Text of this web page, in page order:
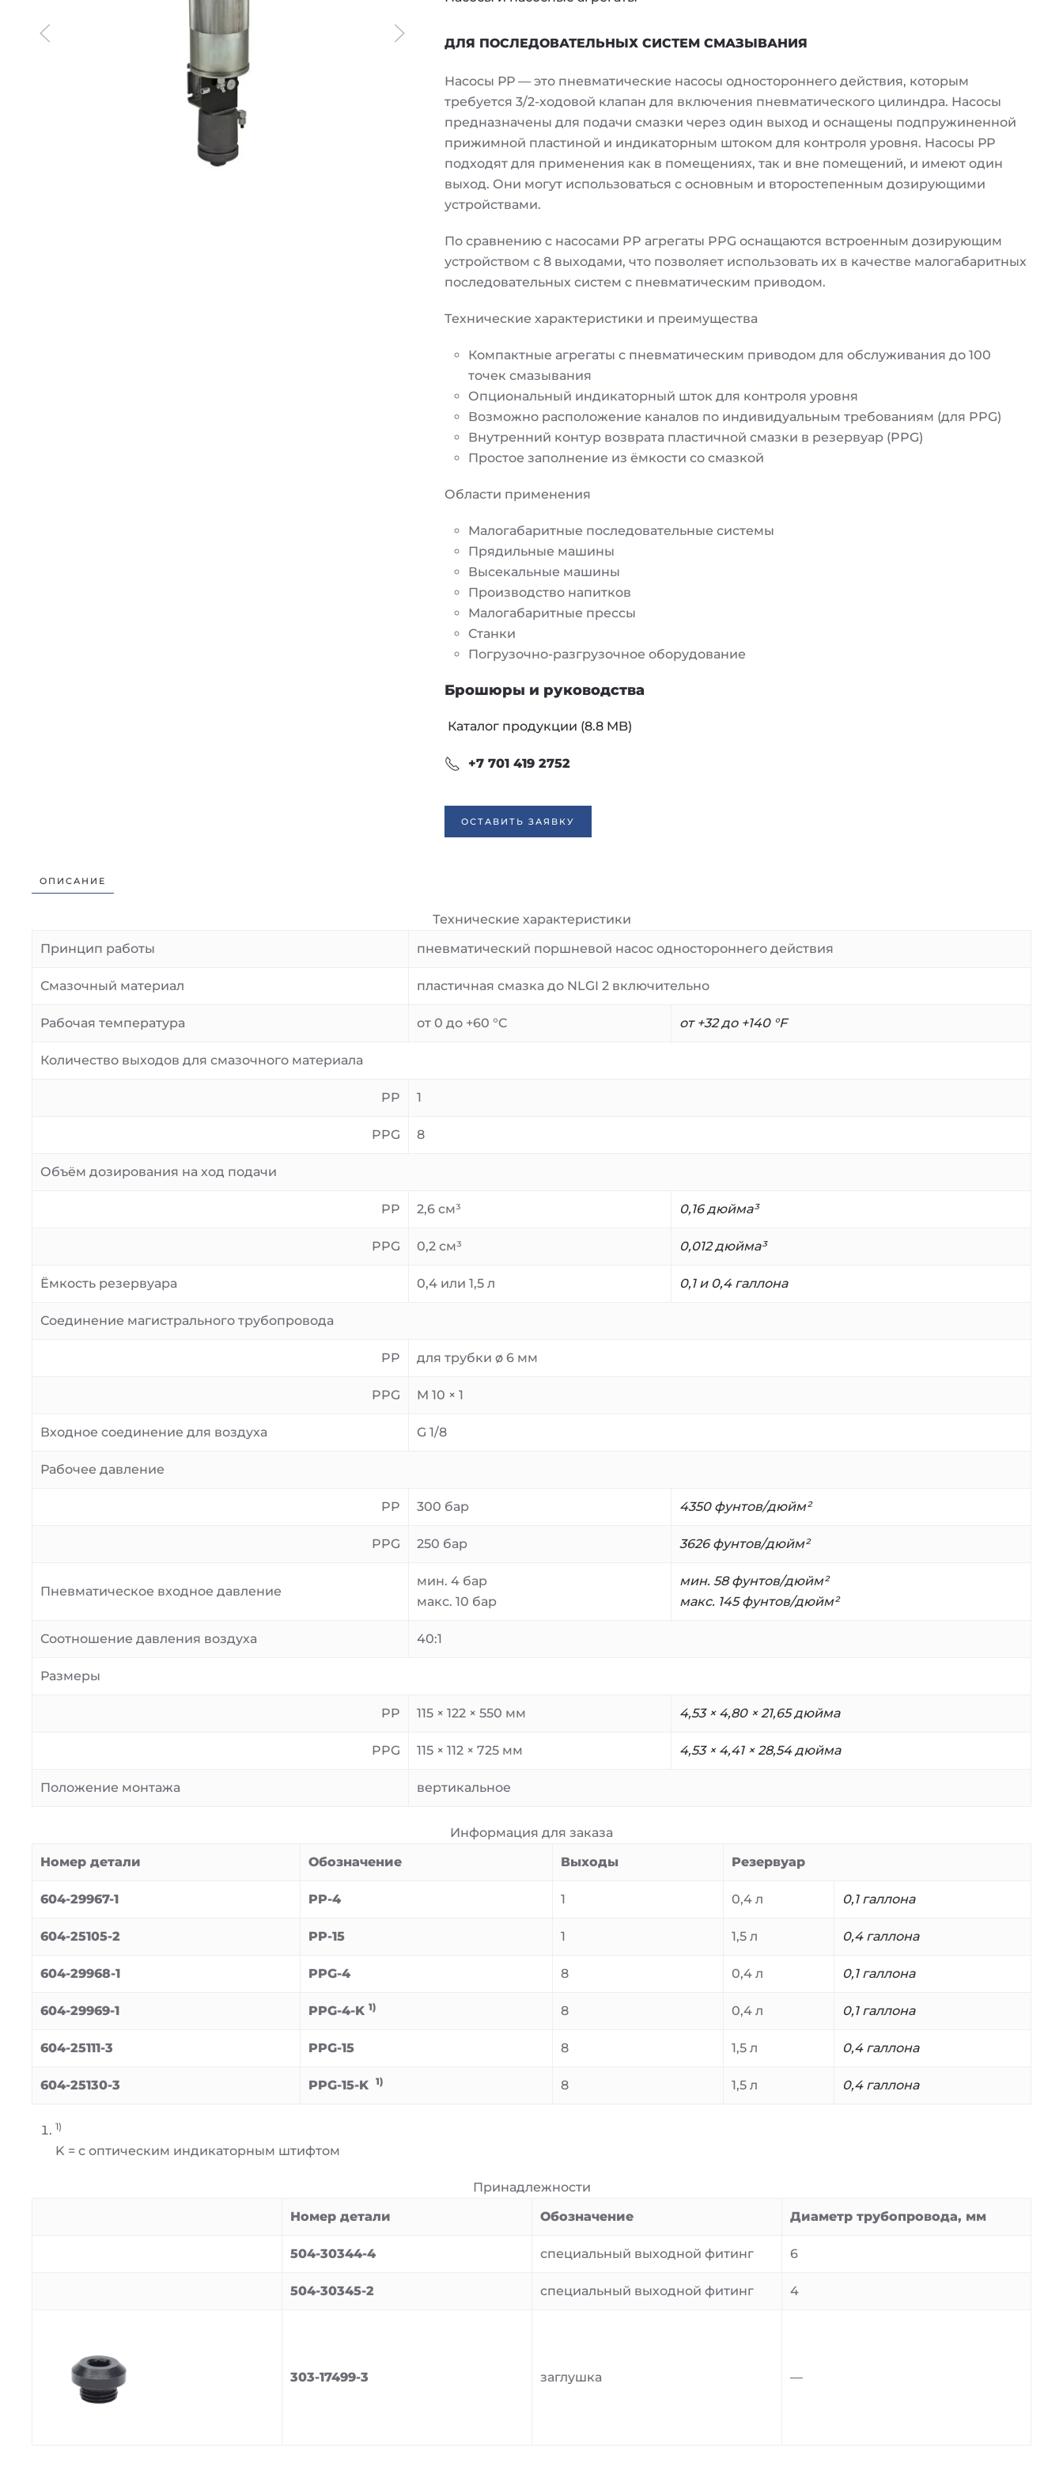
ДЛЯ ПОСЛЕДОВАТЕЛЬНЫХ СИСТЕМ СМАЗЫВАНИЯ
Насосы РР — это пневматические насосы одностороннего действия, которым
требуется 3/2-ходовой клапан для включения пневматического цилиндра. Насосы
предназначены для подачи смазки через один выход и оснащены подпружиненной
прижимной пластиной и индикаторным штоком для контроля уровня. Насосы РР
подходят для применения как в помещениях, так и вне помещений, и имеют один
выход. Они могут использоваться с основным и второстепенным дозирующими
устройствами.
По сравнению с насосами PP агрегаты PPG оснащаются встроенным дозирующим
устройством с 8 выходами, что позволяет использовать их в качестве малогабаритных
последовательных систем с пневматическим приводом.
Технические характеристики и преимущества
Компактные агрегаты с пневматическим приводом для обслуживания до 100
точек смазывания
Опциональный индикаторный шток для контроля уровня
Возможно расположение каналов по индивидуальным требованиям (для PPG)
Внутренний контур возврата пластичной смазки в резервуар (PPG)
Простое заполнение из ёмкости со смазкой
Области применения
Малогабаритные последовательные системы
Прядильные машины
Высекальные машины
Производство напитков
Малогабаритные прессы
Станки
Погрузочно-разгрузочное оборудование
Брошюры и руководства
Каталог продукции (8.8 MB)
+7 701 419 2752
ОСТАВИТЬ ЗАЯВКУ
ОПИСАНИЕ
Технические характеристики
Принцип работы
пневматический поршневой насос одностороннего действия
Смазочный материал пластичная смазка до NLGI 2 включительно
Рабочая температура от 0 до +60 °C от +32 до +140 °F
Количество выходов для смазочного материала
PP 1
PPG 8
Объём дозирования на ход подачи
PP 2,6 см³ 0,16 дюйма³
PPG 0,2 см³ 0,012 дюйма³
Ёмкость резервуара 0,4 или 1,5 л 0,1 и 0,4 галлона
Соединение магистрального трубопровода
PP для трубки ø 6 мм
PPG M 10 × 1
Входное соединение для воздуха G 1/8
Рабочее давление
PP 300 бар 4350 фунтов/дюйм²
PPG 250 бар 3626 фунтов/дюйм²
Пневматическое входное давление
мин. 4 бар
макс. 10 бар
мин. 58 фунтов/дюйм²
макс. 145 фунтов/дюйм²
Соотношение давления воздуха 40:1
Размеры
PP 115 × 122 × 550 мм 4,53 × 4,80 × 21,65 дюйма
PPG 115 × 112 × 725 мм 4,53 × 4,41 × 28,54 дюйма
Положение монтажа вертикальное
Информация для заказа
Номер детали
Обозначение Выходы Резервуар
604-29967-1 PP-4 1 0,4 л 0,1 галлона
604-25105-2 PP-15 1 1,5 л 0,4 галлона
604-29968-1 PPG-4 8 0,4 л 0,1 галлона
604-29969-1 PPG-4-K 1) 8 0,4 л 0,1 галлона
604-25111-3 PPG-15 8 1,5 л 0,4 галлона
604-25130-3 PPG-15-K 1) 8 1,5 л 0,4 галлона
1)
K = с оптическим индикаторным штифтом
Принадлежности
Номер детали
Обозначение Диаметр трубопровода, мм
504-30344-4 специальный выходной фитинг 6
504-30345-2 специальный выходной фитинг 4
303-17499-3 заглушка —